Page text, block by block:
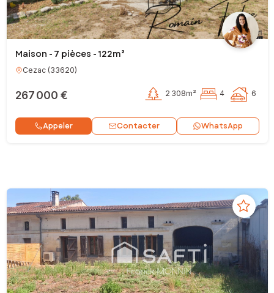
Maison - 7 pièces - 122m²
Cezac(33620)
267 000 € 2 308m² 4 6
Appeler Contacter WhatsApp